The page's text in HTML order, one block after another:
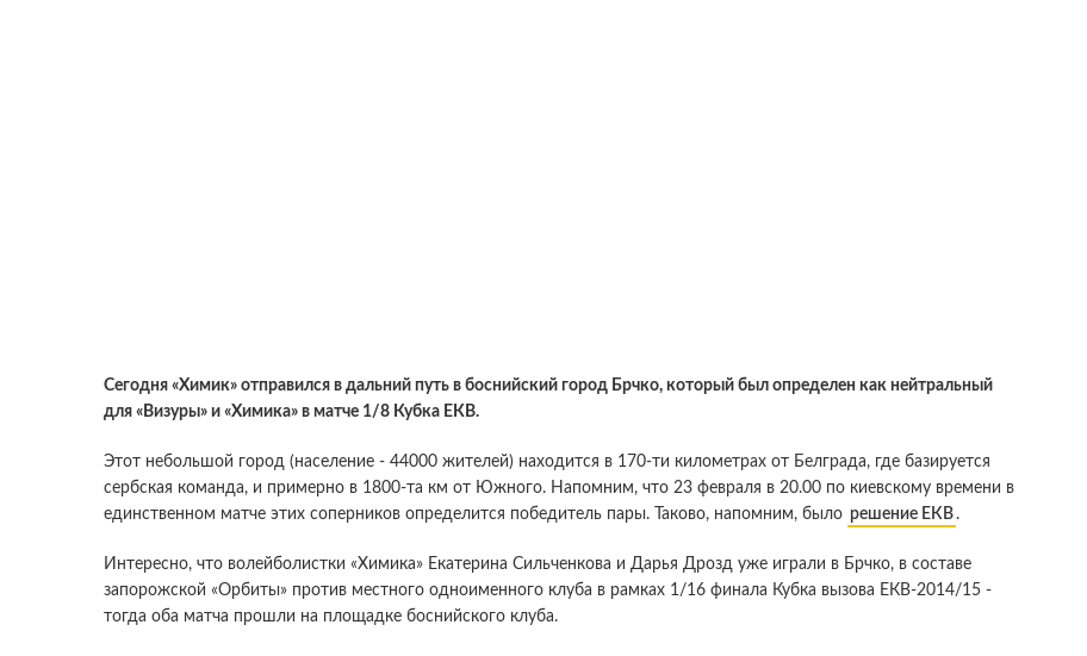
Сегодня «Химик» отправился в дальний путь в боснийский город Брчко, который был определен как нейтральный
для «Визуры» и «Химика» в матче 1/8 Кубка ЕКВ.
Этот небольшой город (население - 44000 жителей) находится в 170-ти километрах от Белграда, где базируется
сербская команда, и примерно в 1800-та км от Южного. Напомним, что 23 февраля в 20.00 по киевскому времени в
единственном матче этих соперников определится победитель пары. Таково, напомним, было решение ЕКВ .
Интересно, что волейболистки «Химика» Екатерина Сильченкова и Дарья Дрозд уже играли в Брчко, в составе
запорожской «Орбиты» против местного одноименного клуба в рамках 1/16 финала Кубка вызова ЕКВ-2014/15 -
тогда оба матча прошли на площадке боснийского клуба.